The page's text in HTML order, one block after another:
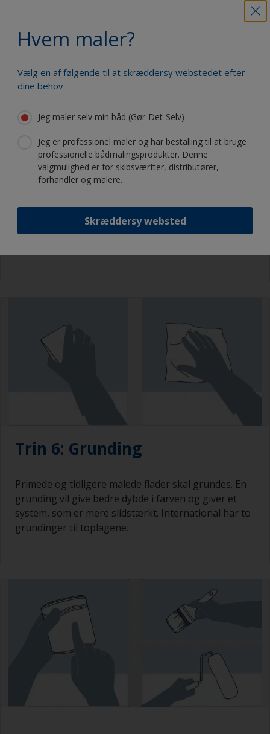
Trin 5: Grunding
Nøgne overflader bør primes for at give god
flade før grunding. Dit valg af primer afhænger af
materialet. Husk at tjekke tørre- og overmalingstider
Trin 6: Grunding
Primede og tidligere malede flader skal grundes. En
grunding vil give bedre dybde i farven og giver et
system, som er mere slidstærkt. International har to
grundinger til toplagene.
Hvem maler?
Vælg en af følgende til at skræddersy webstedet efter
dine behov
Jeg maler selv min båd (Gør-Det-Selv)
Jeg er professionel maler og har bestalling til at bruge
professionelle bådmalingsprodukter. Denne
valgmulighed er for skibsværfter, distributører,
forhandler og malere.
Skræddersy websted